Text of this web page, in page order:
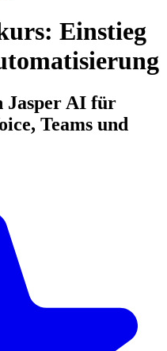
Einstieg
Jasper AI für
Teams und